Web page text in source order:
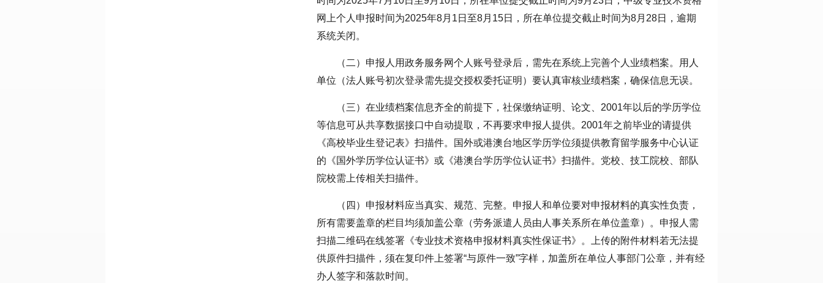
网上个人申报时间为2025年8月1日至8月15日，所在单位提交截止时间为8月28日，逾期
系统关闭。
（二）申报人用政务服务网个人账号登录后，需先在系统上完善个人业绩档案。用人
单位（法人账号初次登录需先提交授权委托证明）要认真审核业绩档案，确保信息无误。
（三）在业绩档案信息齐全的前提下，社保缴纳证明、论文、2001年以后的学历学位
等信息可从共享数据接口中自动提取，不再要求申报人提供。2001年之前毕业的请提供
《高校毕业生登记表》扫描件。国外或港澳台地区学历学位须提供教育留学服务中心认证
的《国外学历学位认证书》或《港澳台学历学位认证书》扫描件。党校、技工院校、部队
院校需上传相关扫描件。
（四）申报材料应当真实、规范、完整。申报人和单位要对申报材料的真实性负责，
所有需要盖章的栏目均须加盖公章（劳务派遣人员由人事关系所在单位盖章）。申报人需
扫描二维码在线签署《专业技术资格申报材料真实性保证书》。上传的附件材料若无法提
供原件扫描件，须在复印件上签署“与原件一致”字样，加盖所在单位人事部门公章，并有经
办人签字和落款时间。